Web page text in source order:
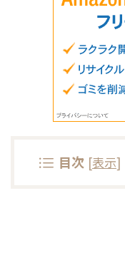
目次 [表示]